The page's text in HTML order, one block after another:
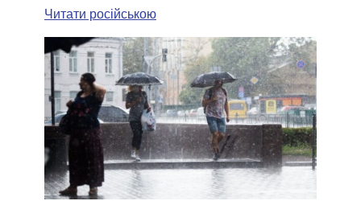
ВСІ ПЕРСОНИ
Читати російською